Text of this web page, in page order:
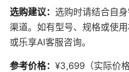
选购建议： 选购时请结合自
渠道。如有型号、规格或使
或乐享AI客服咨询。
参考价格： ¥3,699（实际价